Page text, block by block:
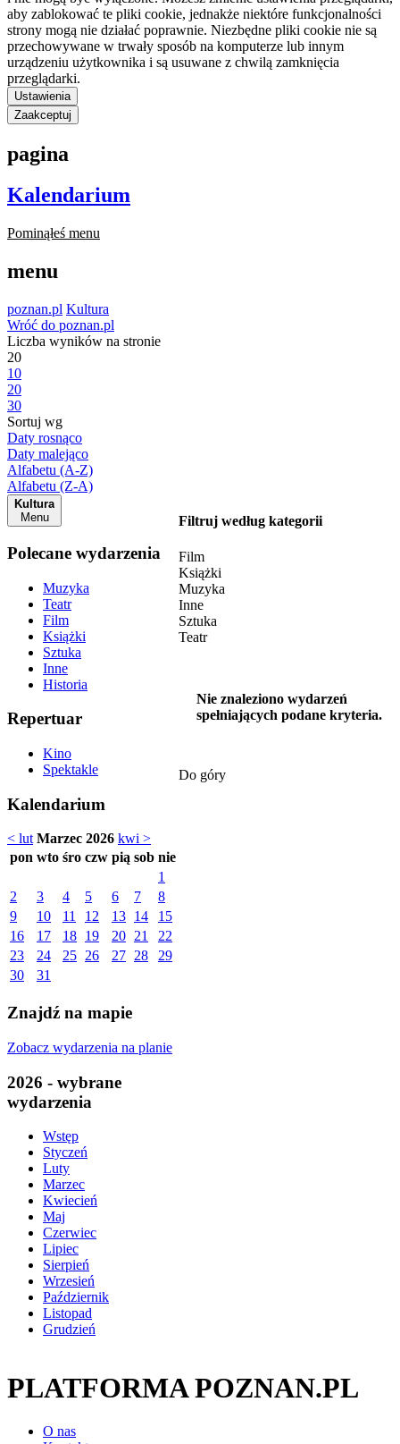
aby zablokować te pliki cookie, jednakże niektóre funkcjonalności
strony mogą nie działać poprawnie. Niezbędne pliki cookie nie są
przechowywane w trwały sposób na komputerze lub innym
urządzeniu użytkownika i są usuwane z chwilą zamknięcia
przeglądarki.
Ustawienia
Zaakceptuj
pagina
Kalendarium
Pominąłeś menu
menu
poznan.pl Kultura
Wróć do poznan.pl
Liczba wyników na stronie
20
10
20
30
Sortuj wg
Daty rosnąco
Daty malejąco
Alfabetu (A-Z)
Alfabetu (Z-A)
Kultura
Menu
Polecane wydarzenia
Muzyka
Teatr
Film
Książki
Sztuka
Inne
Historia
Repertuar
Kino
Spektakle
Kalendarium
< lut Marzec 2026 kwi >
pon wto śro czw pią sob nie
1
2
3 4 5 6 7
8
9
10 11 12 13 14
15
16
17 18 19 20 21
22
23
24 25 26 27 28
29
30
31
Znajdź na mapie
Zobacz wydarzenia na planie
2026 - wybrane
wydarzenia
Wstęp
Styczeń
Luty
Marzec
Kwiecień
Maj
Czerwiec
Lipiec
Sierpień
Wrzesień
Październik
Listopad
Grudzień
Filtruj według kategorii
Film
Książki
Muzyka
Inne
Sztuka
Teatr
Nie znaleziono wydarzeń
spełniających podane kryteria.
Do góry
PLATFORMA POZNAN.PL
O nas